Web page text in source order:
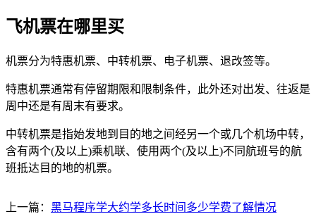
飞机票在哪里买
机票分为特惠机票、中转机票、电子机票、退改签等。
特惠机票通常有停留期限和限制条件，此外还对出发、往返是
周中还是有周末有要求。
中转机票是指始发地到目的地之间经另一个或几个机场中转，
含有两个(及以上)乘机联、使用两个(及以上)不同航班号的航
班抵达目的地的机票。
上一篇： 黑马程序学大约学多长时间多少学费了解情况